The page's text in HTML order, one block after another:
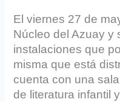
El viernes 27 de
Núcleo del Azuay y
instalaciones que
misma que está
cuenta con una
de literatura infantil